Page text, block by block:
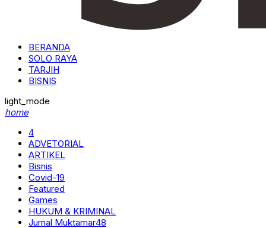
BERANDA
SOLO RAYA
TARJIH
BISNIS
light_mode
home
4
ADVETORIAL
ARTIKEL
Bisnis
Covid-19
Featured
Games
HUKUM & KRIMINAL
Jurnal Muktamar48